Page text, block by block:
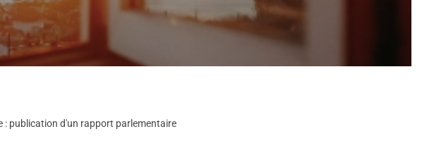
: publication d'un rapport parlementaire